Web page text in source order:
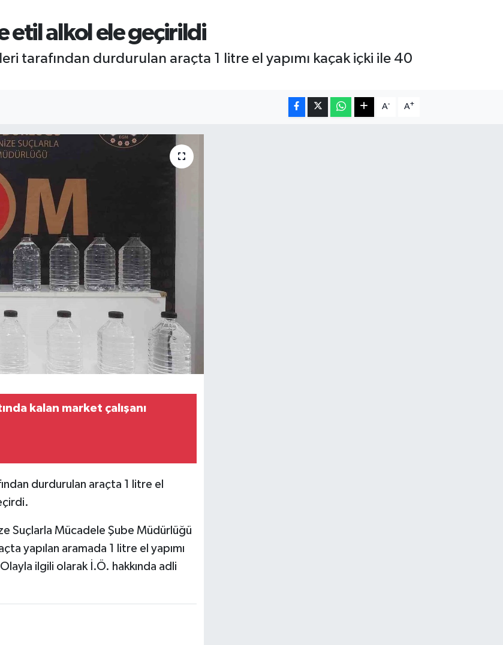
etil alkol ele geçirildi
tarafından durdurulan araçta 1 litre el yapımı kaçak içki ile 40
A- A+
kalan market çalışanı
durdurulan araçta 1 litre el
Suçlarla Mücadele Şube Müdürlüğü
yapılan aramada 1 litre el yapımı
ilgili olarak İ.Ö. hakkında adli